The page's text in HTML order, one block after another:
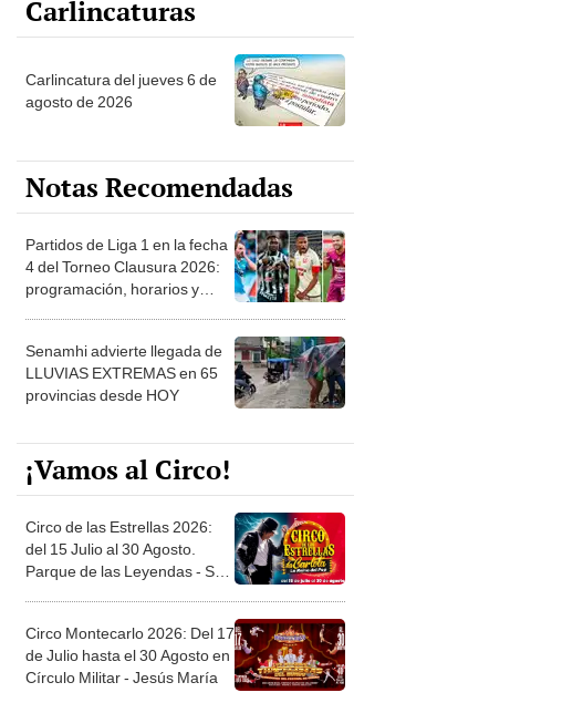
Carlincaturas
Carlincatura del jueves 6 de
agosto de 2026
Notas Recomendadas
Partidos de Liga 1 en la fecha
4 del Torneo Clausura 2026:
programación, horarios y
Senamhi advierte llegada de
LLUVIAS EXTREMAS en 65
provincias desde HOY
¡Vamos al Circo!
Circo de las Estrellas 2026:
del 15 Julio al 30 Agosto.
Parque de las Leyendas - San
Circo Montecarlo 2026: Del 17
de Julio hasta el 30 Agosto en
Círculo Militar - Jesús María